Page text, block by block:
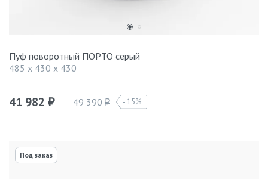
Пуф поворотный ПОРТО серый
485 x 430 x 430
41 982 ₽ 49 390₽ 15%
Под заказ